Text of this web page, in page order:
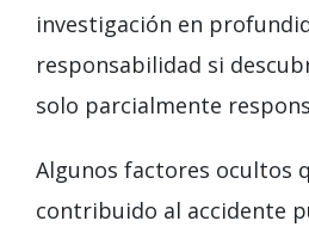
investigación en
responsabilidad si
solo parcialmente
Algunos factores ocultos
contribuido al accidente